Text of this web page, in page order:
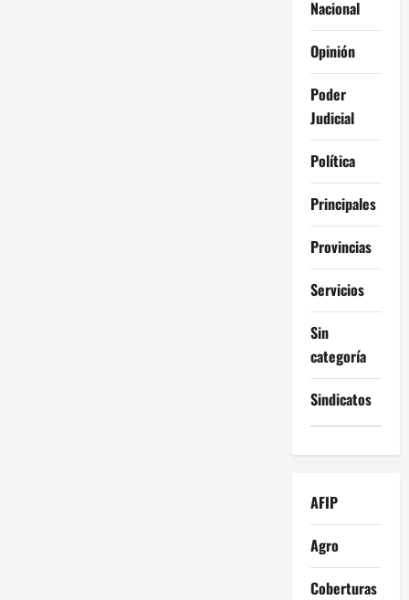
Nacional
Opinión
Poder
Judicial
Política
Principales
Provincias
Servicios
Sin
categoría
Sindicatos
AFIP
Agro
Coberturas